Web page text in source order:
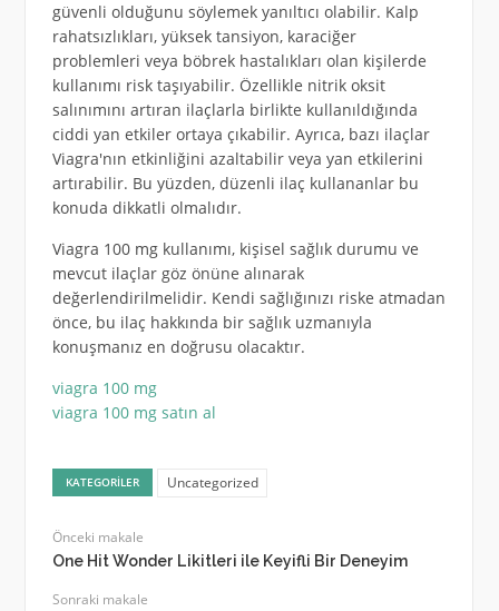
güvenli olduğunu söylemek yanıltıcı olabilir. Kalp
rahatsızlıkları, yüksek tansiyon, karaciğer
problemleri veya böbrek hastalıkları olan kişilerde
kullanımı risk taşıyabilir. Özellikle nitrik oksit
salınımını artıran ilaçlarla birlikte kullanıldığında
ciddi yan etkiler ortaya çıkabilir. Ayrıca, bazı ilaçlar
Viagra'nın etkinliğini azaltabilir veya yan etkilerini
artırabilir. Bu yüzden, düzenli ilaç kullananlar bu
konuda dikkatli olmalıdır.
Viagra 100 mg kullanımı, kişisel sağlık durumu ve
mevcut ilaçlar göz önüne alınarak
değerlendirilmelidir. Kendi sağlığınızı riske atmadan
önce, bu ilaç hakkında bir sağlık uzmanıyla
konuşmanız en doğrusu olacaktır.
viagra 100 mg
viagra 100 mg satın al
KATEGORILER Uncategorized
Önceki makale
One Hit Wonder Likitleri ile Keyifli Bir Deneyim
Sonraki makale